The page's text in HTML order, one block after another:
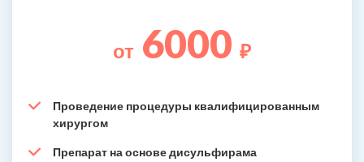
от 6000 ₽
Проведение процедуры квалифицированным
хирургом
Препарат на основе дисульфирама